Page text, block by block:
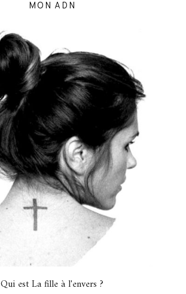
MON ADN
Qui est La fille à l'envers ?